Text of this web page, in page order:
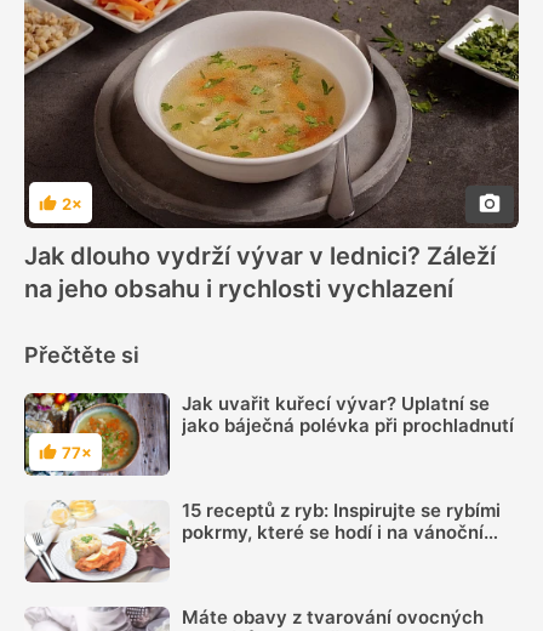
Hodnocení
2×
Jak dlouho vydrží vývar v lednici? Záleží
na jeho obsahu i rychlosti vychlazení
Přečtěte si
Hodnocení
77×
Jak uvařit kuřecí vývar? Uplatní se
jako báječná polévka při prochladnutí
15 receptů z ryb: Inspirujte se rybími
pokrmy, které se hodí i na vánoční
Máte obavy z tvarování ovocných